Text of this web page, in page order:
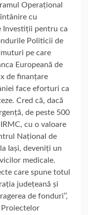
Operațional
cu
Investiții pentru ca
Politicii de
pe care
Europeană de
de finanțare
face eforturi ca
Cred că, dacă
de peste 500
cu o valoare
Național de
Iași, deveniți un
medicale.
care spune totul
județeană și
de fonduri’’,